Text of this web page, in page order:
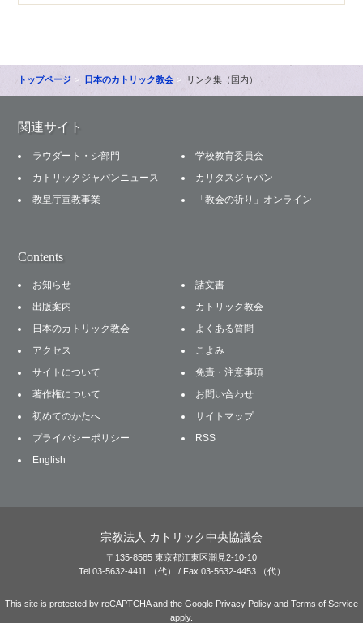
トップページ 日本のカトリック教会 リンク集（国内）
関連サイト
ラウダート・シ部門
学校教育委員会
カトリックジャパンニュース
カリタスジャパン
教皇庁宣教事業
「教会の祈り」オンライン
Contents
お知らせ
諸文書
出版案内
カトリック教会
日本のカトリック教会
よくある質問
アクセス
こよみ
サイトについて
免責・注意事項
著作権について
お問い合わせ
初めてのかたへ
サイトマップ
プライバシーポリシー
RSS
English
宗教法人 カトリック中央協議会
〒135-8585 東京都江東区潮見2-10-10
Tel 03-5632-4411 （代） / Fax 03-5632-4453 （代）
This site is protected by reCAPTCHA and the Google Privacy Policy and Terms of Service
apply.